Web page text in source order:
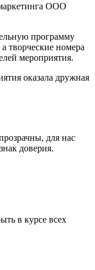
ООО
программу
творческие номера
мероприятия.
оказала дружная
для нас
доверия.
в курсе всех